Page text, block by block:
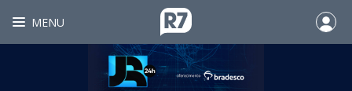
MENU